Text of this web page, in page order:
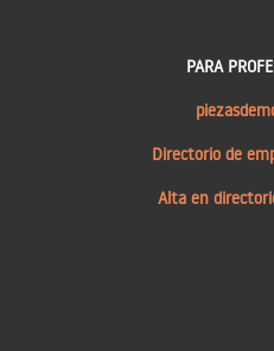
PARA
Directorio de
Alta en